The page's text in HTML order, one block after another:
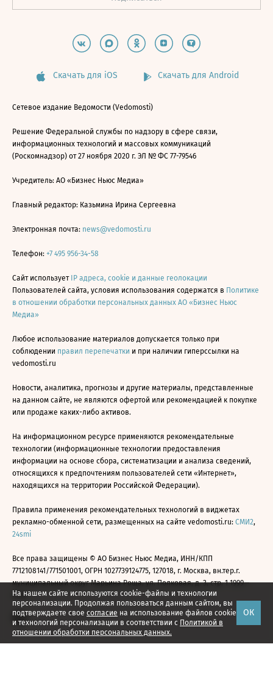
На нашем сайте используются cookie-файлы и технологии
персонализации. Продолжая пользоваться данным сайтом, вы
подтверждаете свое согласие на использование файлов cookie
и технологий персонализации в соответствии с Политикой в
отношении обработки персональных данных.
ОК
Скачать для iOS Скачать для Android
Сетевое издание Ведомости (Vedomosti)
Решение Федеральной службы по надзору в сфере связи,
информационных технологий и массовых коммуникаций
(Роскомнадзор) от 27 ноября 2020 г. ЭЛ № ФС 77-79546
Учредитель: АО «Бизнес Ньюс Медиа»
Главный редактор: Казьмина Ирина Сергеевна
Электронная почта: news@vedomosti.ru
Телефон: +7 495 956-34-58
Сайт использует IP адреса, cookie и данные геолокации
Пользователей сайта, условия использования содержатся в Политике
в отношении обработки персональных данных АО «Бизнес Ньюс
Медиа»
Любое использование материалов допускается только при
соблюдении правил перепечатки и при наличии гиперссылки на
vedomosti.ru
Новости, аналитика, прогнозы и другие материалы, представленные
на данном сайте, не являются офертой или рекомендацией к покупке
или продаже каких-либо активов.
На информационном ресурсе применяются рекомендательные
технологии (информационные технологии предоставления
информации на основе сбора, систематизации и анализа сведений,
относящихся к предпочтениям пользователей сети «Интернет»,
находящихся на территории Российской Федерации).
Правила применения рекомендательных технологий в виджетах
рекламно-обменной сети, размещенных на сайте vedomosti.ru: СМИ2,
24smi
Все права защищены © АО Бизнес Ньюс Медиа, ИНН/КПП
7712108141/771501001, ОГРН 1027739124775, 127018, г. Москва, вн.тер.г.
муниципальный округ Марьина Роща, ул. Полковая, д. 3, стр. 1 1999—
2026